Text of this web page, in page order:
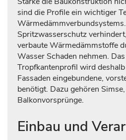
sind die Profile ein wichtiger
Spritzwasserschutz
verbaute Wärmedämmstoffe
Wasser Schaden nehmen.
Tropfkantenprofil wird
Fassaden eingebundene,
benötigt. Dazu gehören
Balkonvorsprünge.
Einbau und